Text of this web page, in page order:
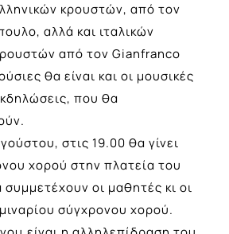
κρουστών, από τον
αλλά και ιταλικών
από τον Gianfranco
θα είναι και οι μουσικές
που θα
στις 19.00 θα γίνει
χορού στην πλατεία του
οι μαθητές κι οι
σύγχρονου χορού.